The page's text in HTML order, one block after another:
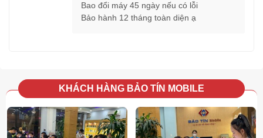
Bao đổi máy 45 ngày nếu có lỗi
Bảo hành 12 tháng toàn diện ạ
KHÁCH HÀNG BẢO TÍN MOBILE